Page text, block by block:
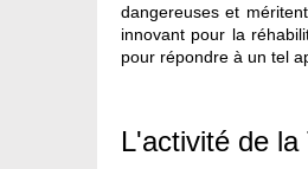
dangereuses et
innovant pour la
pour répondre à un tel
L'activité de